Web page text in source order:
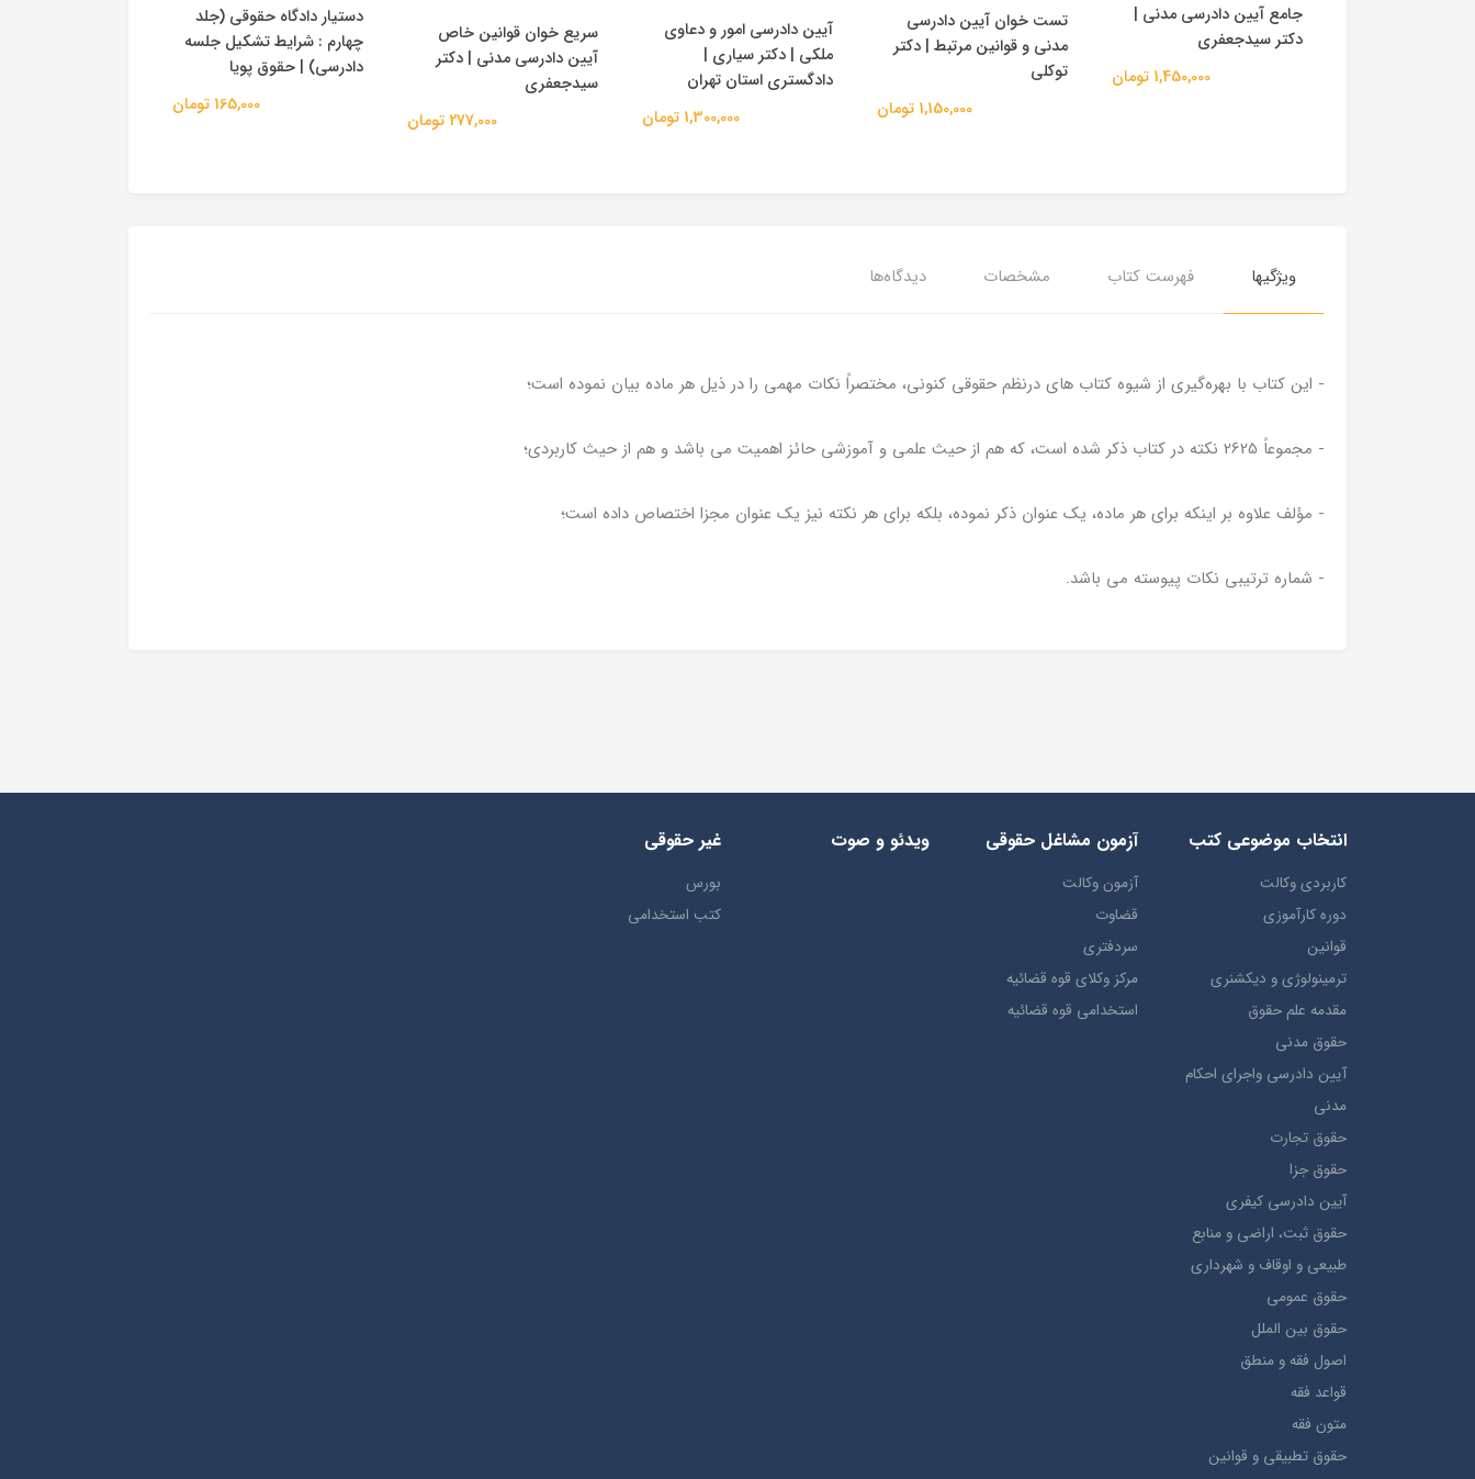
جامع آیین دادرسی مدنی |
دکتر سیدجعفری
1,450,000 تومان
تست خوان آیین دادرسی
مدنی و قوانین مرتبط | دکتر
توکلی
1,150,000 تومان
آیین دادرسی امور و دعاوی
ملکی | دکتر سیاری |
دادگستری استان تهران
1,300,000 تومان
سریع خوان قوانین خاص
آیین دادرسی مدنی | دکتر
سیدجعفری
277,000 تومان
دستیار دادگاه حقوقی (جلد
چهارم : شرایط تشکیل جلسه
دادرسی) | حقوق پویا
165,000 تومان
ویژگیها فهرست کتاب مشخصات دیدگاه‌ها
- این کتاب با بهره‌گیری از شیوه کتاب های درنظم حقوقی کنونی، مختصراً نکات مهمی را در ذیل هر ماده بیان نموده است؛
- مجموعاً 2625 نکته در کتاب ذکر شده است، که هم از حیث علمی و آموزشی حائز اهمیت می باشد و هم از حیث کاربردی؛
- مؤلف علاوه بر اینکه برای هر ماده، یک عنوان ذکر نموده، بلکه برای هر نکته نیز یک عنوان مجزا اختصاص داده است؛
- شماره ترتیبی نکات پیوسته می باشد.
انتخاب​ موضوعي​ کتب
کاربردی وکالت
دوره کارآموزی
قوانین
ترمينولوژي و ديکشنري
مقدمه علم حقوق
حقوق مدني
آيين دادرسي ​واجراي ​احکام ​
مدني
حقوق تجارت
حقوق جزا
آيین دادرسی کیفری
حقوق ثبت، اراضي و منابع
طبيعي و اوقاف و شهرداری
حقوق عمومی
حقوق بين الملل
اصول فقه و منطق
قواعد فقه
متون فقه
حقوق تطبيقي و قوانین
آزمون مشاغل حقوقی
آزمون وکالت
قضاوت
سردفتری
مرکز وکلای قوه قضائیه
استخدامی قوه قضائیه
ویدئو و صوت غیر حقوقی
بورس
کتب استخدامی